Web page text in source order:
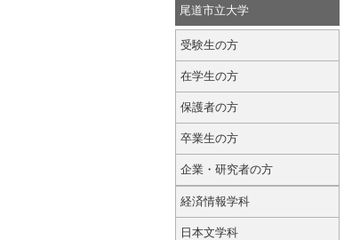
尾道市立大学
受験生の方
在学生の方
保護者の方
卒業生の方
企業・研究者の方
経済情報学科
日本文学科